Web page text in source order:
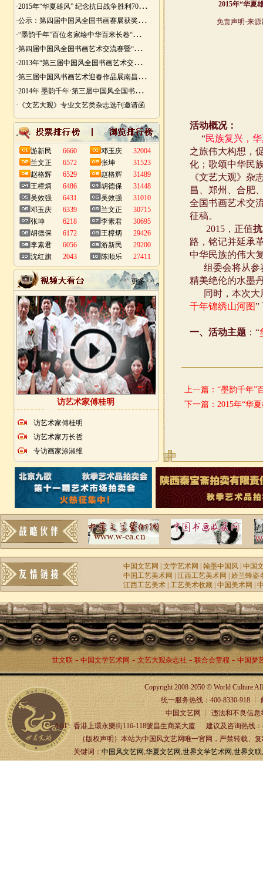
·
2015年“华夏雄风” 纪念抗日战争胜利70周年书画展征稿
·
公示：第四届中国风全国书画赛展获奖入展名单
·
“墨韵千年”百位名家绘中华百米长卷“华夏五千年锦绣山河图”创作
·
第四届中国风全国书画艺术交流赛暨“华夏五千年锦绣山河图”百位名家绘中华百米长卷创作邀请展
·
2013年“第三届中国风全国书画艺术交流赛” 获奖名单
·
第三届中国风书画艺术迎春作品展南昌展胜利开幕
·
2014年 墨韵千年·第三届中国风全国书画艺术迎春作品展 南昌展
·《文艺大观》专业文艺类杂志选刊邀请函
游新民
6660
兰文正
6572
赵格辉
6529
王樟炳
6486
吴效强
6431
邓玉庆
6339
张坤
6218
胡德保
6172
李素君
6056
沈红旗
2043
邓玉庆
32004
张坤
31523
赵格辉
31489
胡德保
31448
吴效强
31010
兰文正
30715
李素君
30695
王樟炳
29426
游新民
29200
陈顺乐
27411
更多>>
访艺术家傅桂明
访艺术家傅桂明
访艺术家万长哲
专访画家涂淑维
上一篇： “墨韵千年”
下一篇： 2015年“华
中国文艺网 |文学艺术网 |翰墨中国风 |中国
中国工艺美术网
|江西工艺美术网 |娇兰蜂姿
江西工艺美术 |工艺美术收藏 |中国美术网 |
世文联- 中国文学艺术网 - 文艺大观杂志社 - 联合会章程- 中国梦
Copyright 2008-2050 © World Culture
统一服务热线：400-8330-918 ┊ 邮箱
中国文艺网 ┊ 违法和不良信息举
Add：香港上環永樂街116-118號昌生商業大廈 建议及咨询热线
｛版权声明｝本站为中国风文艺网唯一官网，严禁转载、复制
关键词：中国风文艺网,华夏文艺网,世界文学艺术网,世界文联,